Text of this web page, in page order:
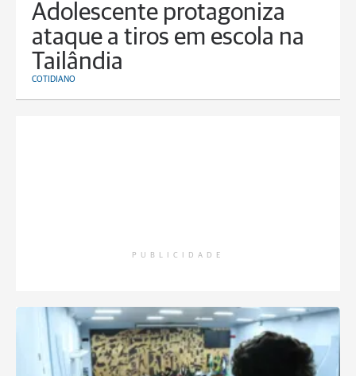
Adolescente protagoniza
ataque a tiros em escola na
Tailândia
COTIDIANO
PUBLICIDADE